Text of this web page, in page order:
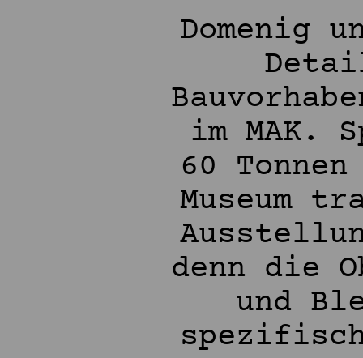
Domenig
im MAK.
60
Museum
denn die
und